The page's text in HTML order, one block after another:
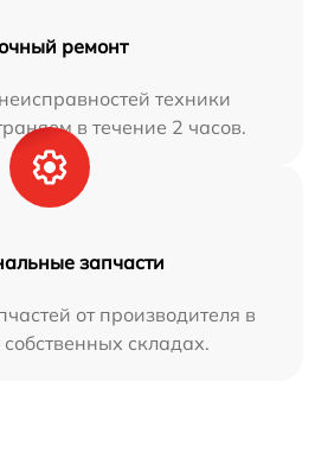
ремонт
техники
в течение 2 часов.
запчасти
от производителя в
складах.